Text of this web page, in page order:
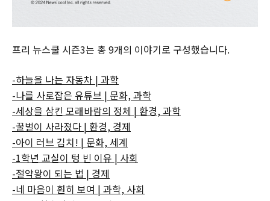
프리 뉴스쿨 시즌3는 총 9개의 이야기로 구성했습니다.
-하늘을 나는 자동차 | 과학
-나를 사로잡은 유튜브 | 문화, 과학
-세상을 삼킨 모래바람의 정체 | 환경, 과학
-꿀벌이 사라졌다 | 환경, 경제
-아이 러브 김치! | 문화, 세계
-1학년 교실이 텅 빈 이유 | 사회
-절약왕이 되는 법 | 경제
-네 마음이 훤히 보여 | 과학, 사회